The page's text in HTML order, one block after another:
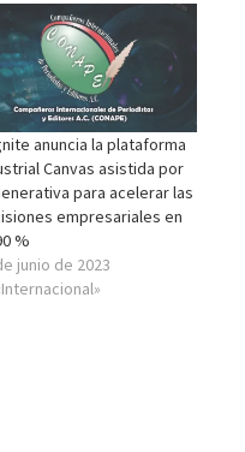
anuncia la plataforma
Canvas asistida por
para acelerar las
empresariales en
%
junio de 2023